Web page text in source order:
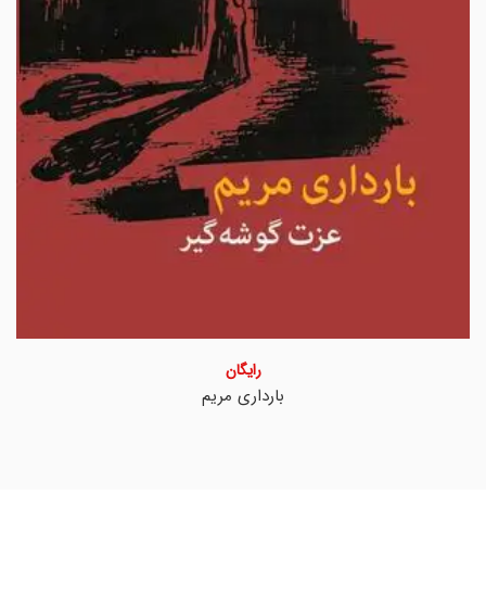
بارداری مریم
رایگان